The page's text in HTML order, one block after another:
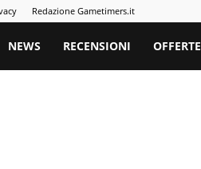
Redazione Gametimers.it
Gametimers
NEWS RECENSIONI OFFERTE